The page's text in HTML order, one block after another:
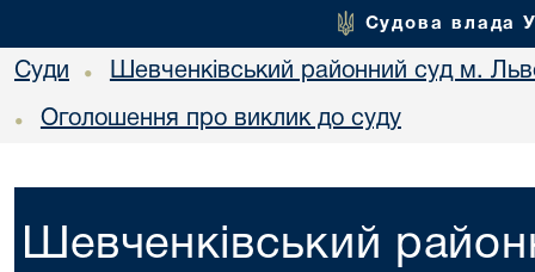
Судова влада
Суди • Шевченківський районний суд м.
• Оголошення про виклик до суду
Шевченківський